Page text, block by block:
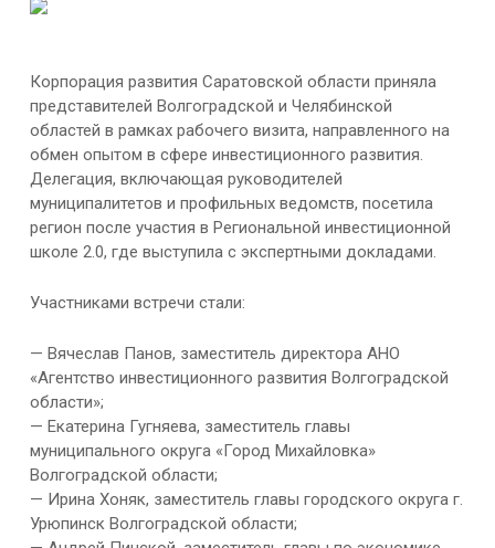
Корпорация развития Саратовской области приняла
представителей Волгоградской и Челябинской
областей в рамках рабочего визита, направленного на
обмен опытом в сфере инвестиционного развития.
Делегация, включающая руководителей
муниципалитетов и профильных ведомств, посетила
регион после участия в Региональной инвестиционной
школе 2.0, где выступила с экспертными докладами.
Участниками встречи стали:
— Вячеслав Панов, заместитель директора АНО
«Агентство инвестиционного развития Волгоградской
области»;
— Екатерина Гугняева, заместитель главы
муниципального округа «Город Михайловка»
Волгоградской области;
— Ирина Хоняк, заместитель главы городского округа г.
Урюпинск Волгоградской области;